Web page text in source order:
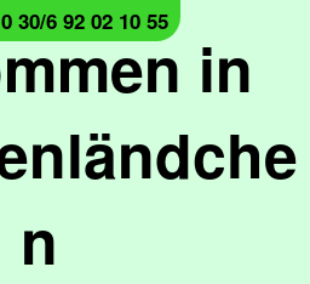
in
n
30/6 92 02 10 55